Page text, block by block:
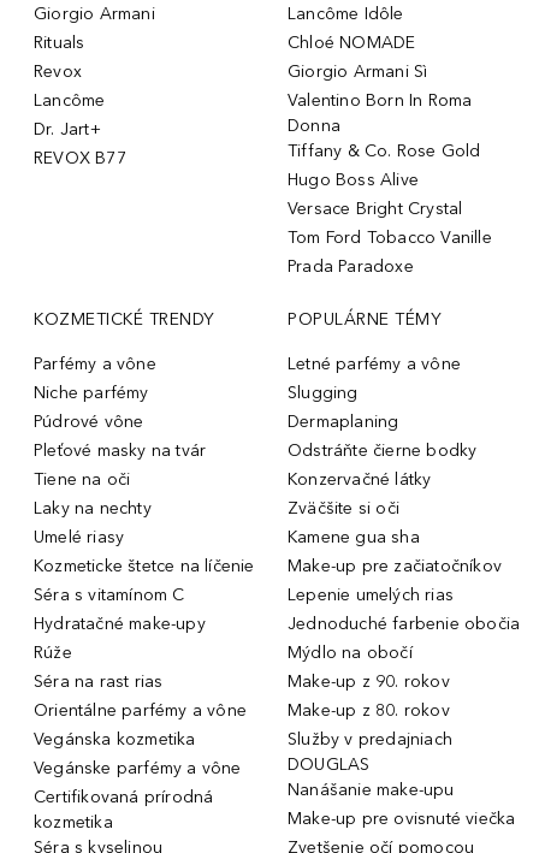
Giorgio Armani
Rituals
Revox
Lancôme
Dr. Jart+
REVOX B77
Lancôme Idôle
Chloé NOMADE
Giorgio Armani Sì
Valentino Born In Roma
Donna
Tiffany & Co. Rose Gold
Hugo Boss Alive
Versace Bright Crystal
Tom Ford Tobacco Vanille
Prada Paradoxe
KOZMETICKÉ TRENDY
Parfémy a vône
Niche parfémy
Púdrové vône
Pleťové masky na tvár
Tiene na oči
Laky na nechty
Umelé riasy
Kozmeticke štetce na líčenie
Séra s vitamínom C
Hydratačné make-upy
Rúže
Séra na rast rias
Orientálne parfémy a vône
Vegánska kozmetika
Vegánske parfémy a vône
Certifikovaná prírodná
kozmetika
Séra s kyselinou
POPULÁRNE TÉMY
Letné parfémy a vône
Slugging
Dermaplaning
Odstráňte čierne bodky
Konzervačné látky
Zväčšite si oči
Kamene gua sha
Make-up pre začiatočníkov
Lepenie umelých rias
Jednoduché farbenie obočia
Mýdlo na obočí
Make-up z 90. rokov
Make-up z 80. rokov
Služby v predajniach
DOUGLAS
Nanášanie make-upu
Make-up pre ovisnuté viečka
Zvetšenie očí pomocou